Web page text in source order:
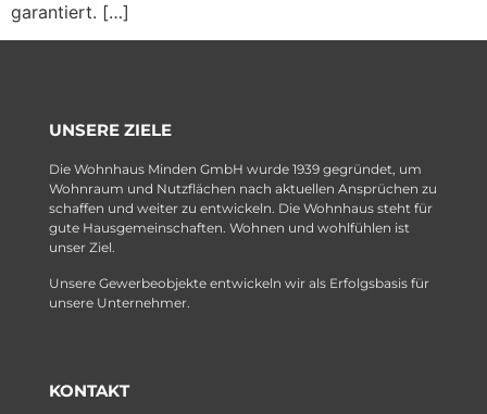
garantiert. […]
UNSERE ZIELE
Die Wohnhaus Minden GmbH wurde 1939 gegründet, um
Wohnraum und Nutzflächen nach aktuellen Ansprüchen zu
schaffen und weiter zu entwickeln. Die Wohnhaus steht für
gute Hausgemeinschaften. Wohnen und wohlfühlen ist
unser Ziel.
Unsere Gewerbeobjekte entwickeln wir als Erfolgsbasis für
unsere Unternehmer.
KONTAKT